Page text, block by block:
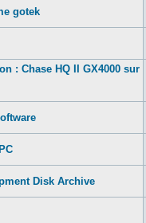
gotek
: Chase HQ II GX4000 sur
Disk Archive